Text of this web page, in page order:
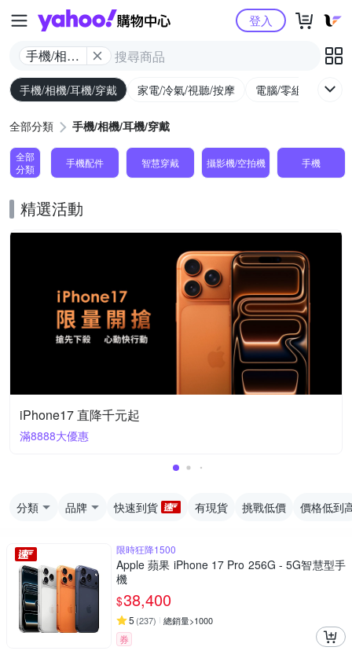
Yahoo購物中心
手機/相機/
耳機/穿戴
登入
手機/相機/耳機/穿戴 家電/冷氣/視聽/按摩 電腦/零組件/週邊/
全部分類 手機/相機/耳機/穿戴
全部
分類
手機配件 智慧穿戴 攝影機/空拍機 手機
精選活動
iPhone17 直降千元起
滿8888大優惠
分類 品牌 快速到貨 有現貨 挑戰低價 價格低到
限時狂降1500
Apple 蘋果 iPhone 17 Pro 256G - 5G智慧型手
機
$38,400
5 (237) 總銷量>1000
券